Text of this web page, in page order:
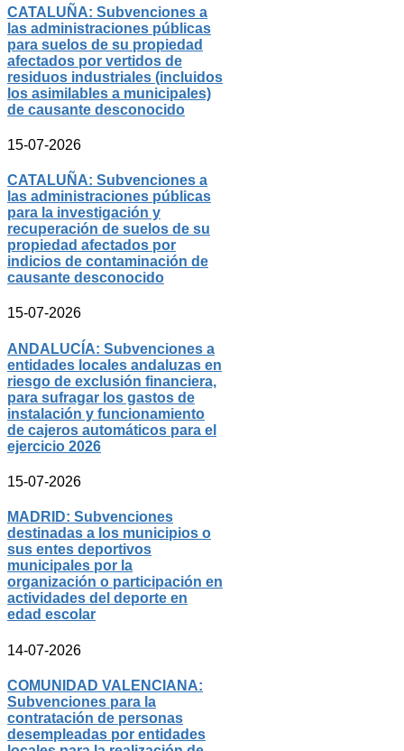
CATALUÑA: Subvenciones a
las administraciones públicas
para suelos de su propiedad
afectados por vertidos de
residuos industriales (incluidos
los asimilables a municipales)
de causante desconocido
15-07-2026
CATALUÑA: Subvenciones a
las administraciones públicas
para la investigación y
recuperación de suelos de su
propiedad afectados por
indicios de contaminación de
causante desconocido
15-07-2026
ANDALUCÍA: Subvenciones a
entidades locales andaluzas en
riesgo de exclusión financiera,
para sufragar los gastos de
instalación y funcionamiento
de cajeros automáticos para el
ejercicio 2026
15-07-2026
MADRID: Subvenciones
destinadas a los municipios o
sus entes deportivos
municipales por la
organización o participación en
actividades del deporte en
edad escolar
14-07-2026
COMUNIDAD VALENCIANA:
Subvenciones para la
contratación de personas
desempleadas por entidades